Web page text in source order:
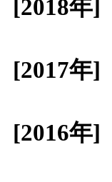
[2018年]
[2017年]
[2016年]